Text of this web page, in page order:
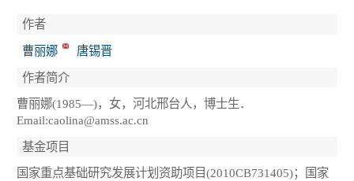
作者
曹丽娜
唐锡晋
作者简介
曹丽娜(1985—)，女，河北邢台人，博士生．
Email:caolina@amss.ac.cn
基金项目
国家重点基础研究发展计划资助项目(2010CB731405)；国家